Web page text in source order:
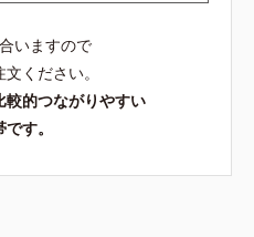
いますので
ください。
較的つながりやすい
す。